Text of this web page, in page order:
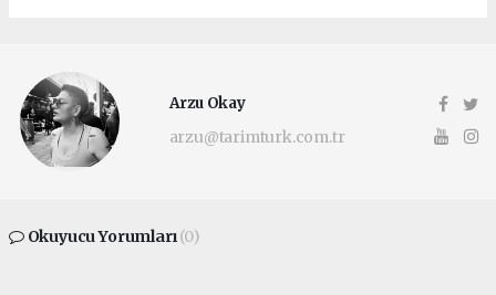
Arzu Okay
arzu@tarimturk.com.tr
Okuyucu Yorumları(0)